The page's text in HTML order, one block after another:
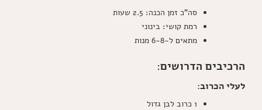
סה"כ זמן הכנה: 2.5 שעות
רמת קושי: בינוני
מתאים ל-6-8 מנות
הרכיבים הדרושים:
לעלי הכרוב:
1 כרוב לבן גדול